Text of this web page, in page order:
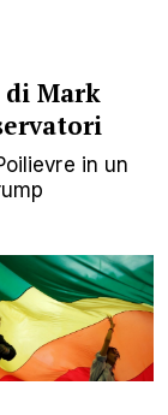
Mark
in un